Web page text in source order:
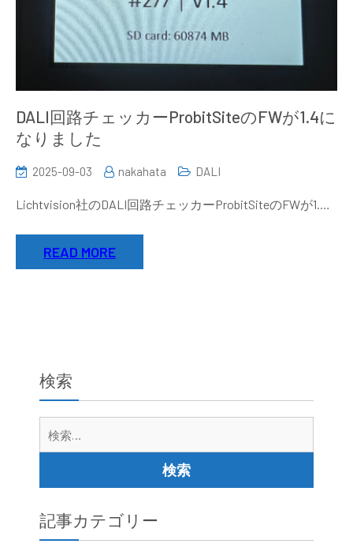
DALI回路チェッカーProbitSiteのFWが1.4に
なりました
2025-09-03 nakahata DALI
Lichtvision社のDALI回路チェッカーProbitSiteのFWが1.…
READ MORE
検索
記事カテゴリー